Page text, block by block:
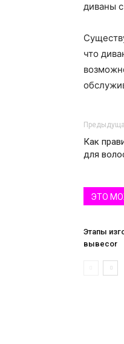
диваны
что
Как
для
ЭТО
Этапы
вывесоr